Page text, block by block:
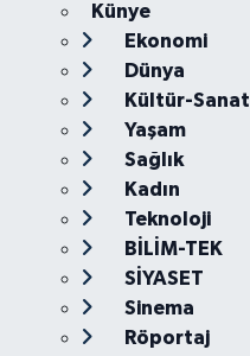
Künye
Ekonomi
Dünya
Kültür-Sanat
Yaşam
Sağlık
Kadın
Teknoloji
BİLİM-TEK
SİYASET
Sinema
Röportaj